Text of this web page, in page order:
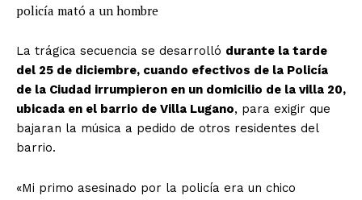
policía mató a un hombre
La trágica secuencia se desarrolló durante la tarde
del 25 de diciembre, cuando efectivos de la Policía
de la Ciudad irrumpieron en un domicilio de la villa 20,
ubicada en el barrio de Villa Lugano, para exigir que
bajaran la música a pedido de otros residentes del
barrio.
«Mi primo asesinado por la policía era un chico